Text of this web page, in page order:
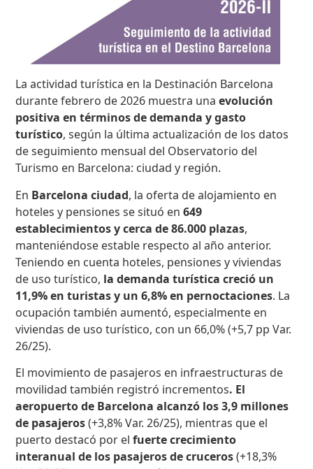
La actividad turística en la Destinación Barcelona
durante febrero de 2026 muestra unaevolución
positiva en términos de demanda y gasto
turístico, según la última actualización de los datos
de seguimiento mensual del Observatorio del
Turismo en Barcelona: ciudad y región.
En Barcelona ciudad, la oferta de alojamiento en
hoteles y pensiones se situó en649
establecimientos y cerca de 86.000 plazas,
manteniéndose estable respecto al año anterior.
Teniendo en cuenta hoteles, pensiones y viviendas
de uso turístico, la demanda turística creció un
11,9% en turistas y un 6,8% en pernoctaciones. La
ocupación también aumentó, especialmente en
viviendas de uso turístico, con un 66,0% (+5,7 pp Var.
26/25).
El movimiento de pasajeros en infraestructuras de
movilidad también registró incrementos. El
aeropuerto de Barcelona alcanzó los 3,9 millones
de pasajeros(+3,8% Var. 26/25), mientras que el
puerto destacó por elfuerte crecimiento
interanual de los pasajeros de cruceros(+18,3%